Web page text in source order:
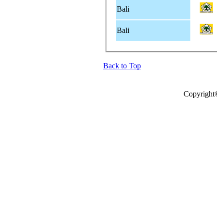
Bali
Bali
Back to Top